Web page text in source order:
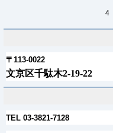
4
〒113-0022
文京区千駄木2-19-22
TEL 03-3821-7128